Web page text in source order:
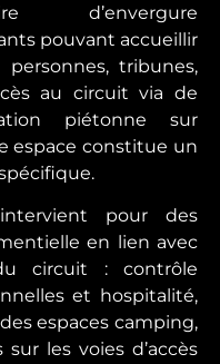
d’envergure
pouvant accueillir
tribunes,
au circuit via de
piétonne sur
espace constitue un
pour des
en lien avec
circuit : contrôle
et hospitalité,
espaces camping,
les voies d’accès